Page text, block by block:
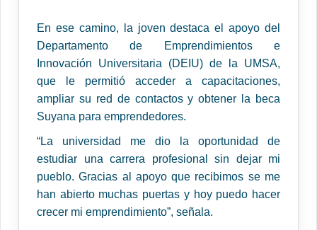
En ese camino, la joven destaca el apoyo del
Departamento de Emprendimientos e
Innovación Universitaria (DEIU) de la UMSA,
que le permitió acceder a capacitaciones,
ampliar su red de contactos y obtener la beca
Suyana para emprendedores.
“La universidad me dio la oportunidad de
estudiar una carrera profesional sin dejar mi
pueblo. Gracias al apoyo que recibimos se me
han abierto muchas puertas y hoy puedo hacer
crecer mi emprendimiento”, señala.